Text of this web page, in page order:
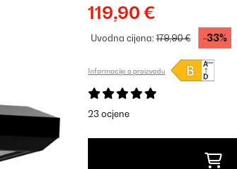
119,90 €
Uvodna cijena:179,90 € -33%
Informacije o proizvodu
23 ocjene